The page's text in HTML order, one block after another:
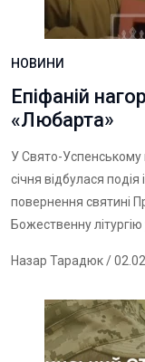
НОВИНИ
Епіфаній
«Любарта»
У Свято-
січня відбулася
повернення святині
Божественну
Назар Тарадюк/